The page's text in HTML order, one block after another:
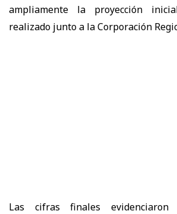
ampliamente la proyección
realizado junto a la Corporación
Las cifras finales evidenciaron